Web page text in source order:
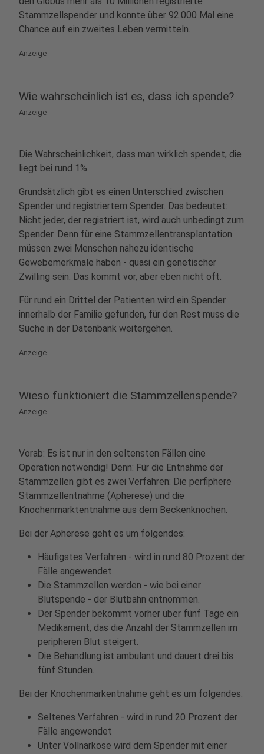
Stammzellspender und konnte über 92.000 Mal eine
Chance auf ein zweites Leben vermitteln.
Anzeige
Wie wahrscheinlich ist es, dass ich spende?
Anzeige
Die Wahrscheinlichkeit, dass man wirklich spendet, die
liegt bei rund 1%.
Grundsätzlich gibt es einen Unterschied zwischen
Spender und registriertem Spender. Das bedeutet:
Nicht jeder, der registriert ist, wird auch unbedingt zum
Spender. Denn für eine Stammzellentransplantation
müssen zwei Menschen nahezu identische
Gewebemerkmale haben - quasi ein genetischer
Zwilling sein. Das kommt vor, aber eben nicht oft.
Für rund ein Drittel der Patienten wird ein Spender
innerhalb der Familie gefunden, für den Rest muss die
Suche in der Datenbank weitergehen.
Anzeige
Wieso funktioniert die Stammzellenspende?
Anzeige
Vorab: Es ist nur in den seltensten Fällen eine
Operation notwendig! Denn: Für die Entnahme der
Stammzellen gibt es zwei Verfahren: Die perfiphere
Stammzellentnahme (Apherese) und die
Knochenmarktentnahme aus dem Beckenknochen.
Bei der Apherese geht es um folgendes:
Häufigstes Verfahren - wird in rund 80 Prozent der
Fälle angewendet.
Die Stammzellen werden - wie bei einer
Blutspende - der Blutbahn entnommen.
Der Spender bekommt vorher über fünf Tage ein
Medikament, das die Anzahl der Stammzellen im
peripheren Blut steigert.
Die Behandlung ist ambulant und dauert drei bis
fünf Stunden.
Bei der Knochenmarkentnahme geht es um folgendes:
Seltenes Verfahren - wird in rund 20 Prozent der
Fälle angewendet
Unter Vollnarkose wird dem Spender mit einer